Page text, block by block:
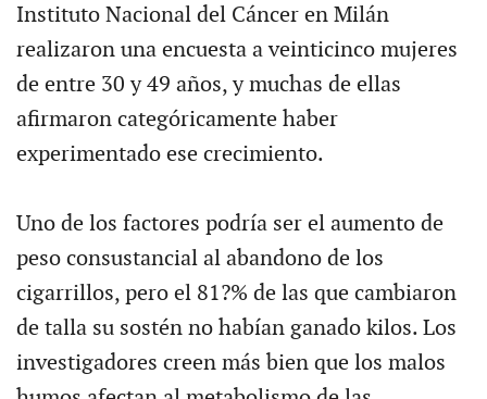
Instituto Nacional del Cáncer en Milán
realizaron una encuesta a veinticinco mujeres
de entre 30 y 49 años, y muchas de ellas
afirmaron categóricamente haber
experimentado ese crecimiento.
Uno de los factores podría ser el aumento de
peso consustancial al abandono de los
cigarrillos, pero el 81?% de las que cambiaron
de talla su sostén no habían ganado kilos. Los
investigadores creen más bien que los malos